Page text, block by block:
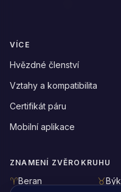
VÍCE
Hvězdné členství
Vztahy a kompatibilita
Certifikát páru
Mobilní aplikace
ZNAMENÍ ZVĚROKRUHU
Beran Býk